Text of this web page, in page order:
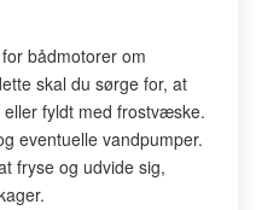
bådmotorer om
skal du sørge for, at
fyldt med frostvæske.
eventuelle vandpumper.
fryse og udvide sig,